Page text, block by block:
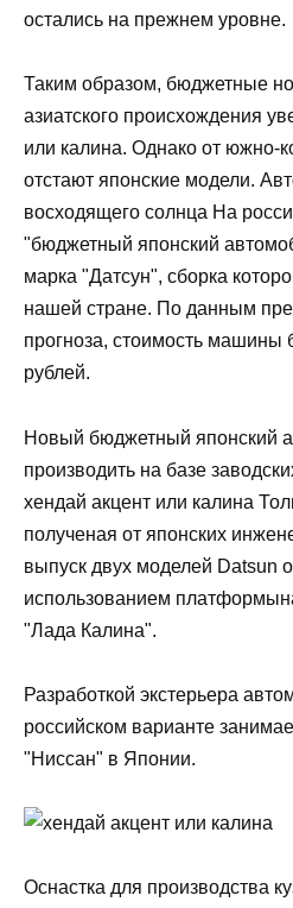
остались на прежнем уровне.
Таким образом, бюджетные
азиатского происхождения
или калина. Однако от южно-
отстают японские модели.
восходящего солнца На
"бюджетный японский
марка "Датсун", сборка
нашей стране. По данным
прогноза, стоимость машины
рублей.
Новый бюджетный японский
производить на базе
хендай акцент или калина
полученая от японских
выпуск двух моделей Datsun
использованием
"Лада Калина".
Разработкой экстерьера
российском варианте
"Ниссан" в Японии.
Оснастка для производства